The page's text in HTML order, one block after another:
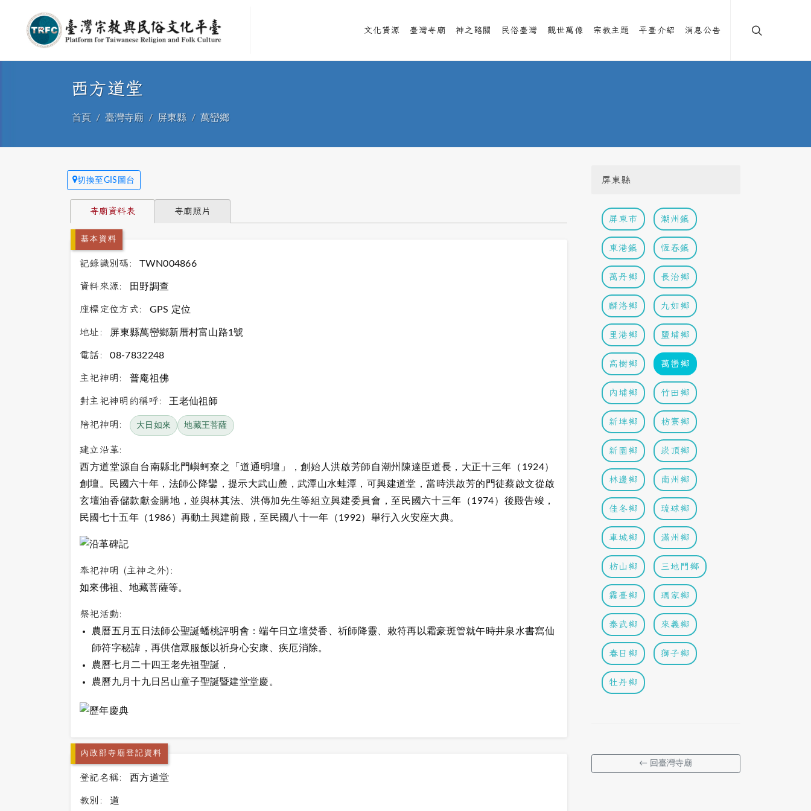
文化資源 臺灣寺廟 神之路關 民俗臺灣 觀世萬像 宗教主題 平臺介紹 消息公告
西方道堂
首頁 臺灣寺廟 屏東縣 萬巒鄉
切換至GIS圖台
寺廟資料表 寺廟照片
基本資料
記錄識別碼: TWN004866
資料來源: 田野調查
座標定位方式: GPS 定位
地址: 屏東縣萬巒鄉新厝村富山路1號
電話: 08-7832248
主祀神明: 普庵祖佛
對主祀神明的稱呼: 王老仙祖師
陪祀神明: 大日如來 地藏王菩薩
建立沿革:
西方道堂源自台南縣北門嶼蚵寮之「道通明壇」，創始人洪啟芳師自潮州陳達臣道長，大正十三年（1924）
創壇。民國六十年，法師公降鑾，提示大武山麓，武潭山水蛙潭，可興建道堂，當時洪啟芳的門徒蔡啟文從啟
玄壇油香儲款獻金購地，並與林其法、洪傳加先生等組立興建委員會，至民國六十三年（1974）後殿告竣，
民國七十五年（1986）再動土興建前殿，至民國八十一年（1992）舉行入火安座大典。
奉祀神明 (主神之外):
如來佛祖、地藏菩薩等。
祭祀活動:
農曆五月五日法師公聖誕蟠桃評明會：端午日立壇焚香、祈師降靈、敕符再以霜豪斑管就午時井泉水書寫仙
師符字秘諱，再供信眾服飯以祈身心安康、疾厄消除。
農曆七月二十四王老先祖聖誕，
農曆九月十九日呂山童子聖誕暨建堂堂慶。
內政部寺廟登記資料
登記名稱: 西方道堂
教別: 道
屏東縣
屏東市 潮州鎮
東港鎮 恆春鎮
萬丹鄉 長治鄉
麟洛鄉 九如鄉
里港鄉 鹽埔鄉
高樹鄉 萬巒鄉
內埔鄉 竹田鄉
新埤鄉 枋寮鄉
新園鄉 崁頂鄉
林邊鄉 南州鄉
佳冬鄉 琉球鄉
車城鄉 滿州鄉
枋山鄉 三地門鄉
霧臺鄉 瑪家鄉
泰武鄉 來義鄉
春日鄉 獅子鄉
牡丹鄉
← 回臺灣寺廟